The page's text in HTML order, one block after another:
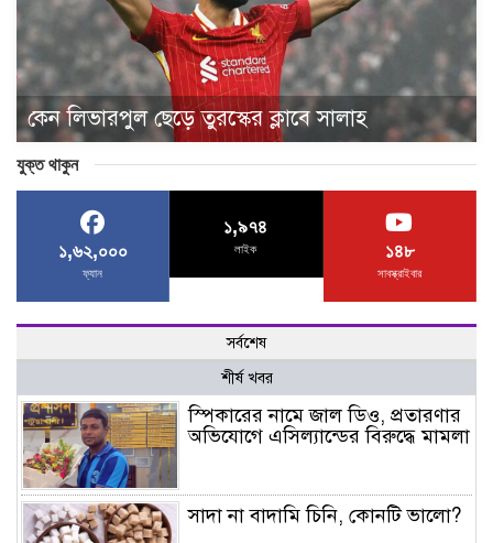
কেন লিভারপুল ছেড়ে তুরস্কের ক্লাবে সালাহ
যুক্ত থাকুন
১,৬২,০০০
ফ্যান
১,৯৭৪
লাইক ১৪৮
সাবস্ক্রাইবার
সর্বশেষ
শীর্ষ খবর
স্পিকারের নামে জাল ডিও, প্রতারণার
অভিযোগে এসিল্যান্ডের বিরুদ্ধে মামলা
সাদা না বাদামি চিনি, কোনটি ভালো?